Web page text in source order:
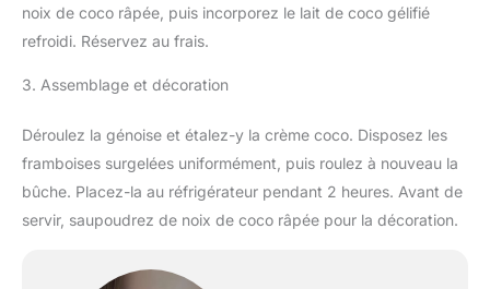
noix de coco râpée, puis incorporez le lait de coco gélifié
refroidi. Réservez au frais.
3. Assemblage et décoration
Déroulez la génoise et étalez-y la crème coco. Disposez les
framboises surgelées uniformément, puis roulez à nouveau la
bûche. Placez-la au réfrigérateur pendant 2 heures. Avant de
servir, saupoudrez de noix de coco râpée pour la décoration.